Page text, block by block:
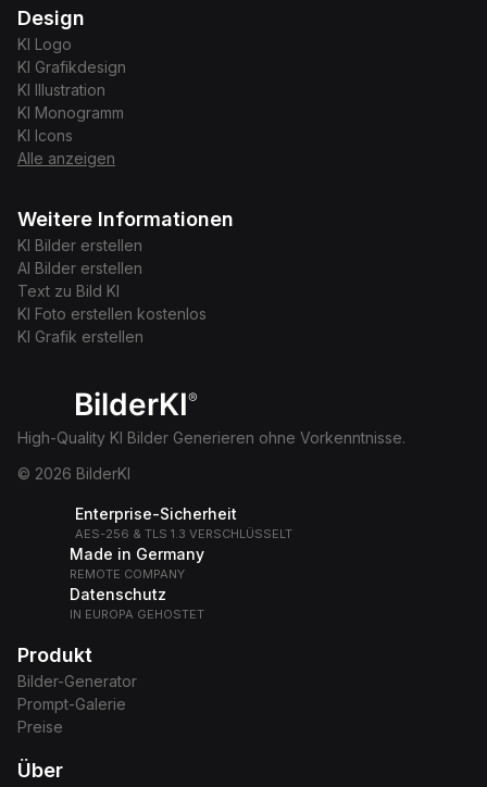
Design
KI Logo
KI Grafikdesign
KI
Illustration
KI Monogramm
KI
Icons
Alle anzeigen
Weitere Informationen
KI Bilder erstellen
AI Bilder erstellen
Text zu Bild KI
KI Foto erstellen kostenlos
KI Grafik erstellen
BilderKI®
High-Quality KI Bilder Generieren ohne Vorkenntnisse.
© 2026 BilderKI
Enterprise-Sicherheit
AES-256 & TLS 1.3 VERSCHLÜSSELT
Made in Germany
REMOTE COMPANY
Datenschutz
IN EUROPA GEHOSTET
Produkt
Bilder-Generator
Prompt-Galerie
Preise
Über